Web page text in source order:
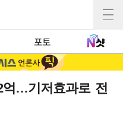
포토
억…기저효과로 전